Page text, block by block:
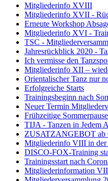
Mitgliederinfo XVIII
Mitgliederinfo XVII -
Erneute Workshop
Mitgliederinfo XVI -
TSC -
Jahresrückblick 2020 -
Ich vermisse den
Mitgliederinfo XII –
Orientalischer Tanz nur
Erfolgreiche Starts
Trainingsbeginn nach
Neuer Termin
Frühzeitige
TIJA - Tanzen in Jedem
ZUSATZANGEBOT ab
Mitgliederinfo VIII in der
DISCO-FOX-Training
Trainingsstart nach
Mitgliederinformation